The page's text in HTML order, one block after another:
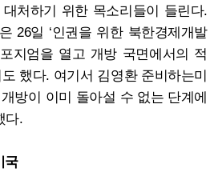
처하기 위한 목소리들이 들린다.
26일 ‘인권을 위한 북한경제개발
지엄을 열고 개방 국면에서의 적
했다. 여기서 김영환 준비하는미
방이 이미 돌아설 수 없는 단계에
다.
국